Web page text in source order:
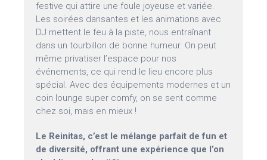
festive qui attire une foule joyeuse et variée.
Les soirées dansantes et les animations avec
DJ mettent le feu à la piste, nous entraînant
dans un tourbillon de bonne humeur. On peut
même privatiser l’espace pour nos
événements, ce qui rend le lieu encore plus
spécial. Avec des équipements modernes et un
coin lounge super comfy, on se sent comme
chez soi, mais en mieux !
Le Reinitas, c’est le mélange parfait de fun et
de diversité, offrant une expérience que l’on